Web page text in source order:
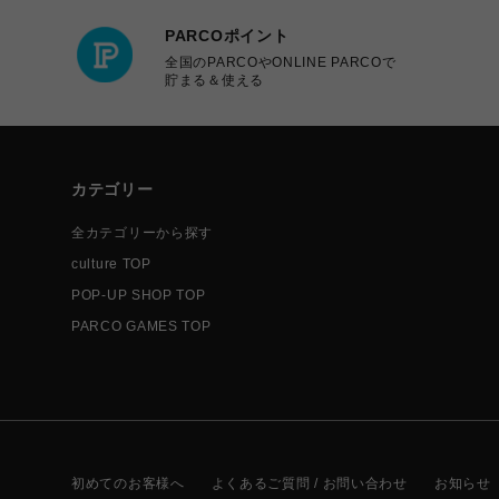
PARCOポイント
全国のPARCOやONLINE PARCOで
貯まる＆使える
カテゴリー
全カテゴリーから探す
culture TOP
POP-UP SHOP TOP
PARCO GAMES TOP
初めてのお客様へ よくあるご質問 / お問い合わせ お知らせ